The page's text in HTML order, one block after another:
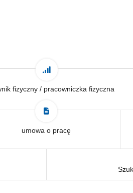
fizyczny / pracowniczka fizyczna
umowa o pracę